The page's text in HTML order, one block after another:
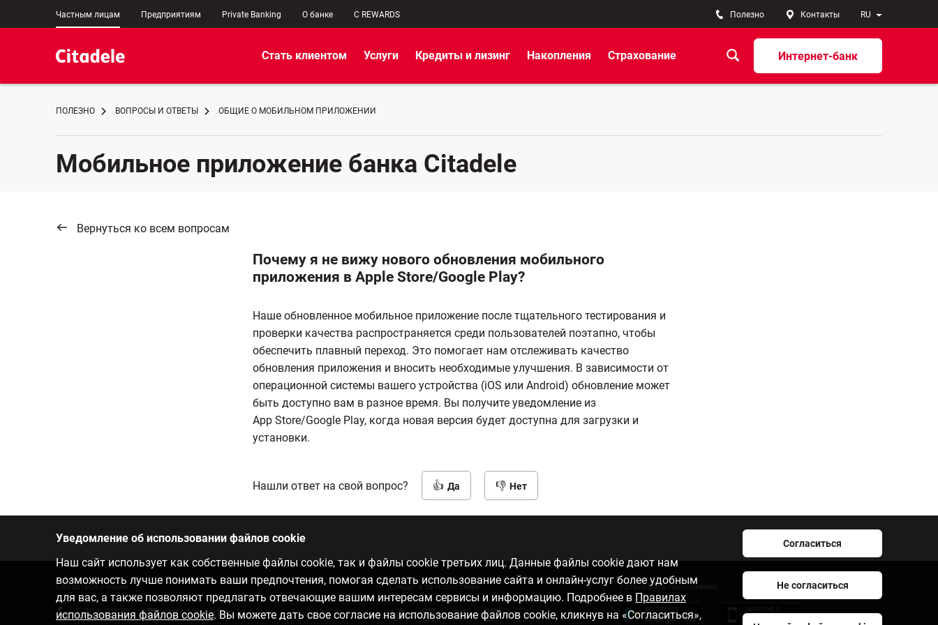
Частным лицам Предприятиям Private Banking О банке C REWARDS RU
Полезно Контакты
Интернет-банк
Стать клиентом Услуги Кредиты и лизинг Накопления Страхование
ПОЛЕЗНО ВОПРОСЫ И ОТВЕТЫ ОБЩИЕ О МОБИЛЬНОМ ПРИЛОЖЕНИИ
Мобильное приложение банка Citadelе
Вернуться ко всем вопросам
Почему я не вижу нового обновления мобильного
приложения в Apple Store/Google Play?
Наше обновленное мобильное приложение после тщательного тестирования и
проверки качества распространяется среди пользователей поэтапно, чтобы
обеспечить плавный переход. Это помогает нам отслеживать качество
обновления приложения и вносить необходимые улучшения. В зависимости от
операционной системы вашего устройства (iOS или Android) обновление может
быть доступно вам в разное время. Вы получите уведомление из
App Store/Google Play, когда новая версия будет доступна для загрузки и
установки.
Нашли ответ на свой вопрос? Да Нет
Уведомление об использовании файлов cookie
Наш сайт использует как собственные файлы cookie, так и файлы cookie третьих лиц. Данные файлы cookie дают нам
возможность лучше понимать ваши предпочтения, помогая сделать использование сайта и онлайн-услуг более удобным
для вас, а также позволяют предлагать отвечающие вашим интересам сервисы и информацию. Подробнее в Правилах
использования файлов cookie. Вы можете дать свое согласие на использование файлов cookie, кликнув на «Согласиться»,
Согласиться
Не согласиться
Связаться с нами
6701 0000 info@citadele.lv
Следите за новостями Установить приложение